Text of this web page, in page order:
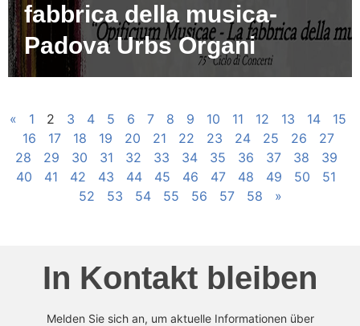
fabbrica della musica-
Padova Urbs Organi
« 1 2 3 4 5 6 7 8 9 10 11 12 13 14
15
16
17 18 19 20 21 22 23 24 25 26
27
28
29 30 31 32 33 34 35 36 37 38
39
40
41 42 43 44 45 46 47 48 49 50
51
52
53 54 55 56 57 58 »
In Kontakt bleiben
Melden Sie sich an, um aktuelle Informationen über